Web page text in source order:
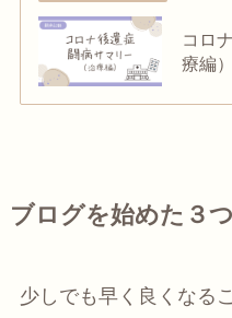
コロ
療編）
ブログを始めた３
少しでも早く良くなる